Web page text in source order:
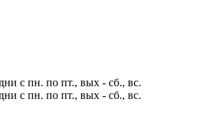
с пн. по пт., вых - сб., вс.
с пн. по пт., вых - сб., вс.